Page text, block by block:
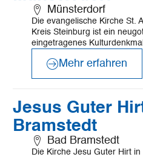
Münsterdorf
Die evangelische Kirche St.
Kreis Steinburg ist ein
eingetragenes
Mehr erfahren
Jesus Guter
Bramstedt
Bad Bramstedt
Die Kirche Jesu Guter Hirt
Mehr
erfahren